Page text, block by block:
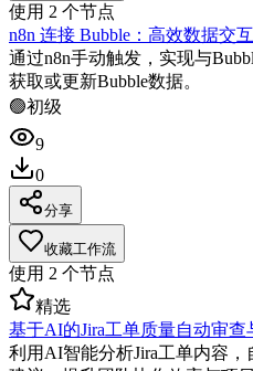
使用 2 个节点
n8n 连接 Bubble：高效数据交互
通过n8n手动触发，实现与
获取或更新Bubble数据。
🟢初级
9
0
分享
收藏工作流
使用 2 个节点
精选
基于AI的Jira工单质量自动审查
利用AI智能分析Jira工单内容